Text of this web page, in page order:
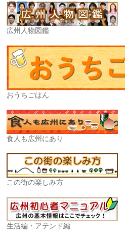
広州人物図鑑
おうちごはん
食人も広州にあり
この街の楽しみ方
生活編・アテンド編